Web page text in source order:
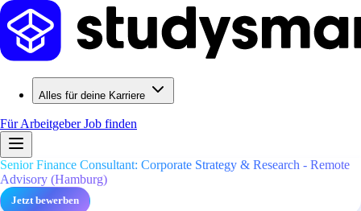
Alles für deine Karriere
Für ArbeitgeberJob finden
Senior Finance Consultant: Corporate Strategy & Research - Remote
Advisory (Hamburg)
Jetzt bewerben